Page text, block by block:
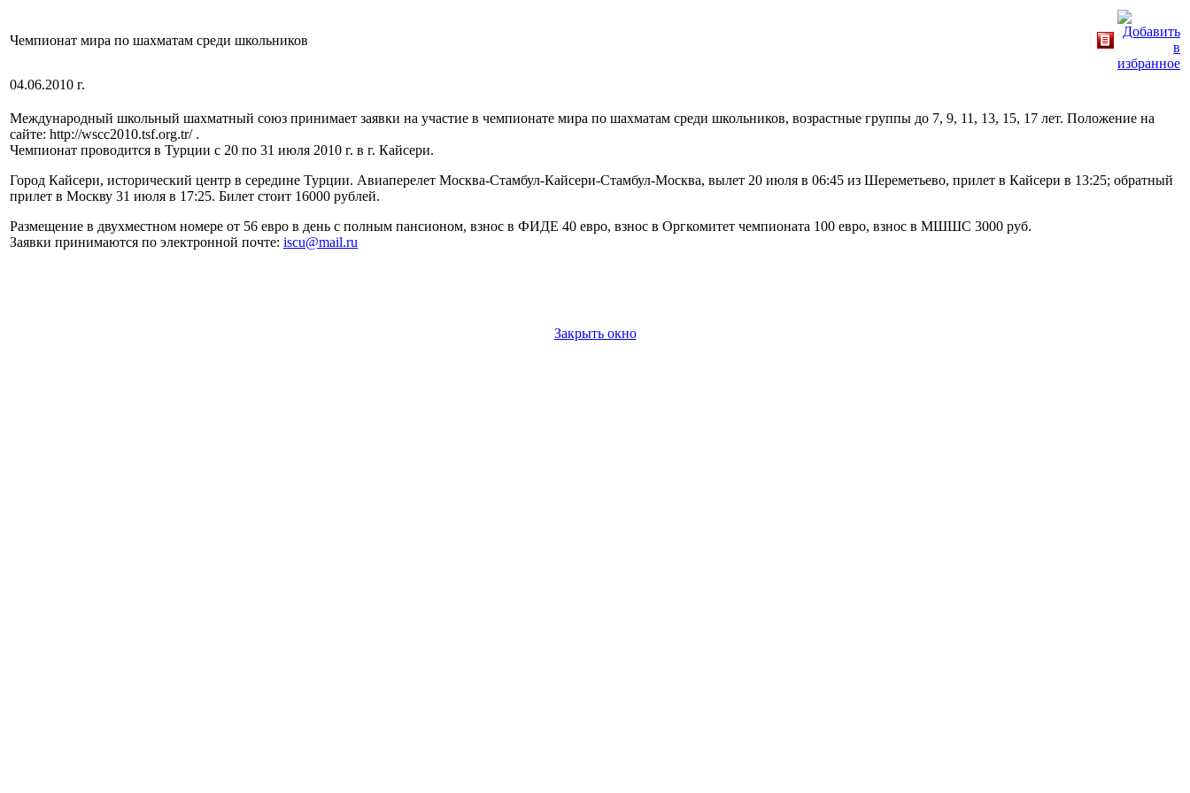
Чемпионат мира по шахматам среди школьников
04.06.2010 г.
Международный школьный шахматный союз принимает заявки на участие в чемпионате мира по шахматам среди школьников, возрастные группы до 7, 9, 11, 13, 15, 17 лет. Положение на
сайте: http://wscc2010.tsf.org.tr/ .
Чемпионат проводится в Турции с 20 по 31 июля 2010 г. в г. Кайсери.
Город Кайсери, исторический центр в середине Турции. Авиаперелет Москва-Стамбул-Кайсери-Стамбул-Москва, вылет 20 июля в 06:45 из Шереметьево, прилет в Кайсери в 13:25; обратный
прилет в Москву 31 июля в 17:25. Билет стоит 16000 рублей.
Размещение в двухместном номере от 56 евро в день с полным пансионом, взнос в ФИДЕ 40 евро, взнос в Оргкомитет чемпионата 100 евро, взнос в МШШС 3000 руб.
Заявки принимаются по электронной почте: iscu@mail.ru
Закрыть окно